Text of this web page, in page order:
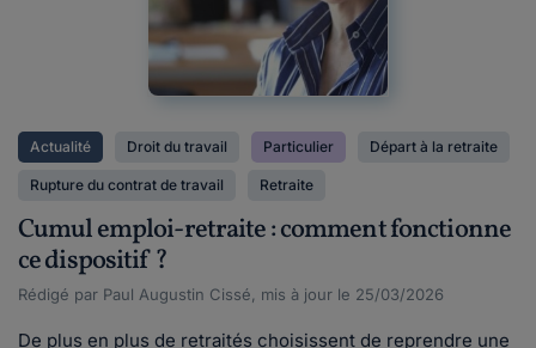
Actualité Droit du travail Particulier Départ à la retraite
Rupture du contrat de travail Retraite
Cumul emploi-retraite : comment fonctionne
ce dispositif ?
Rédigé par Paul Augustin Cissé, mis à jour le 25/03/2026
De plus en plus de retraités choisissent de reprendre une